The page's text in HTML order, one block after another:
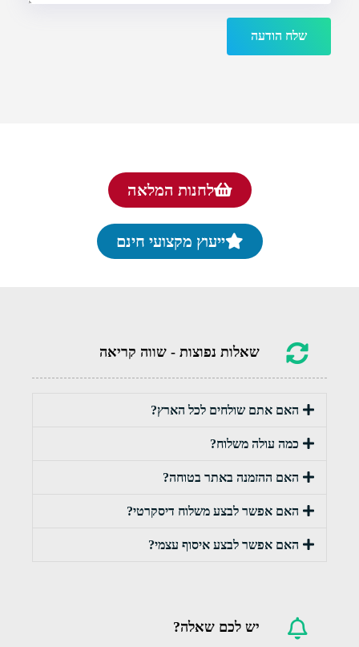
שלח הודעה
לחנות המלאה
ייעוץ מקצועי חינם
שאלות נפוצות - שווה קריאה
האם אתם שולחים לכל הארץ?
כמה עולה משלוח?
האם ההזמנה באתר בטוחה?
האם אפשר לבצע משלוח דיסקרטי?
האם אפשר לבצע איסוף עצמי?
יש לכם שאלה?